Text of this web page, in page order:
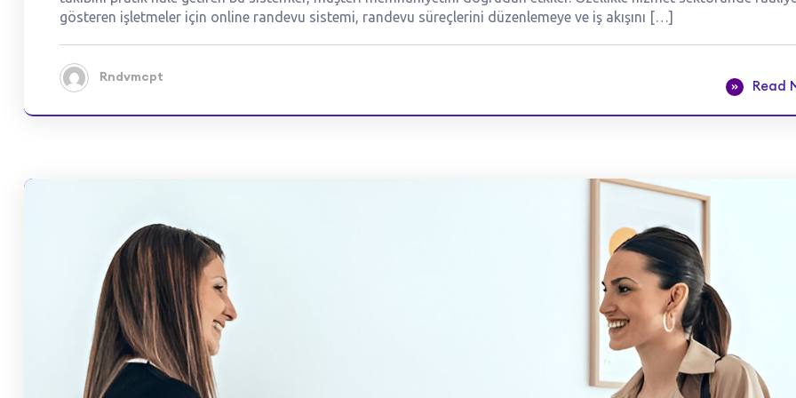
gösteren işletmeler için online randevu sistemi, randevu süreçlerini düzenlemeye ve iş akışını […]
Rndvmcpt
Read